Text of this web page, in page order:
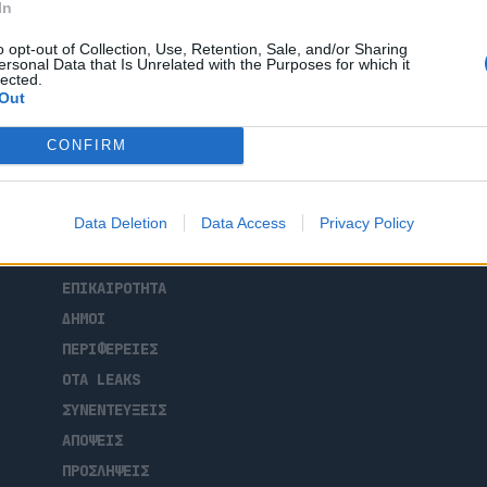
opt-out of Collection, Use, Retention, Sale, and/or Sharing
Data that Is Unrelated with the Purposes for which it
CONFIRM
Data Deletion Data Access Privacy Policy
υποδομών της Ανατολικής Αττικής
Προγραμματικής Σύμβασης για τη
λιμένα Αγίου Νικολάου, στο Πόρτο
πλέον ΦΠΑ, αφορά μια εκκρεμότητα
[…]
ΑΡΧΙΚΗ
ΕΠΙΚΑΙΡΟΤΗΤΑ
ΔΗΜΟΙ
ΠΕΡΙΦΕΡΕΙΕΣ
OTA LEAKS
ΣΥΝΕΝΤΕΥΞΕΙΣ
ΑΠΟΨΕΙΣ
ΠΡΟΣΛΗΨΕΙΣ